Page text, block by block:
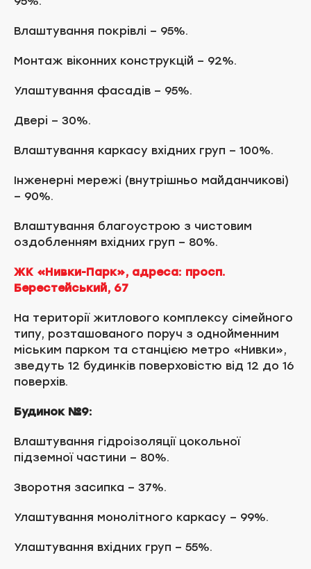
Влаштування покрівлі – 95%.
Монтаж віконних конструкцій – 92%.
Улаштування фасадів – 95%.
Двері – 30%.
Влаштування каркасу вхідних груп – 100%.
Інженерні мережі (внутрішньо майданчикові)
– 90%.
Влаштування благоустрою з чистовим
оздобленням вхідних груп – 80%.
ЖК «Нивки-Парк», адреса: просп.
Берестейський, 67
На території житлового комплексу сімейного
типу, розташованого поруч з однойменним
міським парком та станцією метро «Нивки»,
зведуть 12 будинків поверховістю від 12 до 16
поверхів.
Будинок №9:
Влаштування гідроізоляції цокольної
підземної частини – 80%.
Зворотня засипка – 37%.
Улаштування монолітного каркасу – 99%.
Улаштування вхідних груп – 55%.